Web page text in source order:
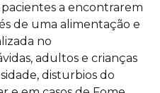
a encontrarem
de uma alimentação e
no
adultos e crianças
disturbios do